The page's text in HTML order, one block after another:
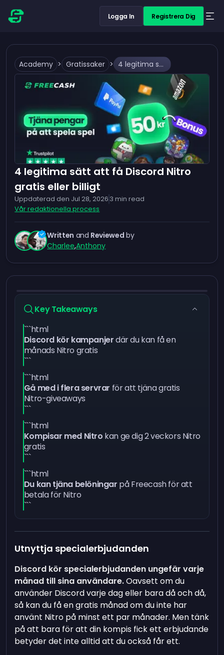
Logga In Registrera Dig
Academy > Gratissaker > 4 legitima sätt att få Discord Nitro gratis eller billigt
4 legitima sätt att få Discord Nitro
gratis eller billigt
Uppdaterad den Jul 28, 2026 3 min read
Vår redaktionella process
Written and Reviewed by
Charlee,Anthony
Key Takeaways
```html
Discord kör kampanjerdär du kan få en
månads Nitro gratis
```
```html
Gå med i flera servrar för att tjäna gratis
Nitro-giveaways
```
```html
Kompisar med Nitro kan ge dig 2 veckors Nitro
gratis
```
```html
Du kan tjäna belöningar på Freecash för att
betala för Nitro
```
Utnyttja specialerbjudanden
Discord kör specialerbjudanden ungefär varje
månad till sina användare.Oavsett om du
använder Discord varje dag eller bara då och då,
så kan du få en gratis månad om du inte har
använt Nitro på minst ett par månader. Men tänk
på att bara för att din kompis fick ett erbjudande
betyder det inte alltid att du också får ett.